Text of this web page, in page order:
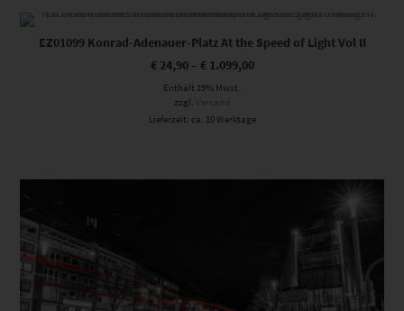
Dieses Produkt weist mehrere Varianten auf. Die Optionen können auf der Produktseite gewählt werden
EZ01099 Konrad-Adenauer-Platz At the Speed of Light Vol II
€24,90– €1.099,00
Enthält 19% Mwst.
zzgl. Versand
Lieferzeit: ca. 10 Werktage
Dieses Produkt weist mehrere Varianten auf. Die Optionen können auf der Produktseite gewählt werden